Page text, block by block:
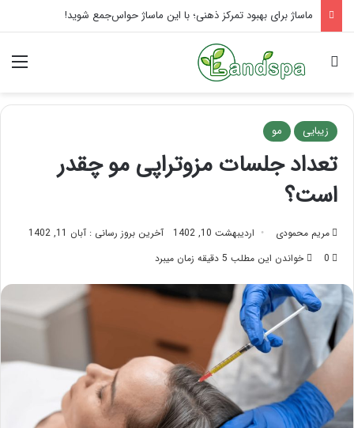
ماساژ برای بهبود تمرکز ذهنی؛ با این ماساژ حواس‌جمع شوید!
جستجو برای
زیبایی مو
تعداد جلسات مزوتراپی مو چقدر
است؟
مریم محمودی اردیبهشت 10, 1402
آخرین بروز رسانی : آبان 11, 1402
0
خواندن این مطلب 5 دقیقه زمان میبرد